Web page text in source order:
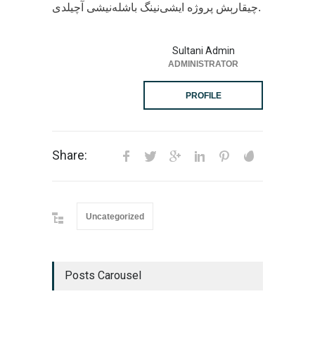
چیقارېش پروژه ایشی‌نینگ باشله‌نیشی آچیلدی.
Sultani Admin
ADMINISTRATOR
PROFILE
Share:
Uncategorized
Posts Carousel